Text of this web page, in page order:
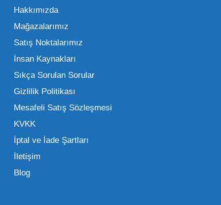
bayinin rekabet gücünü artırmayı hedefliyoruz.
oyuncak arayışınızda kaliteyi uygun maliyetle
buluşturmak bizim önceliğimizdir. Toptan
oyuncak alımı yaparken sadece fiyat değil,
aynı zamanda lojistik destek ve ürün sürekliliği
de işletmenizin karlılığını doğrudan etkiler. Bu
Toptan Oyuncak Çeşitleri Nelerdir?
Hakkımızda
Mağazalarımız
Satış Noktalarımız
İnsan Kaynakları
Sıkça Sorulan Sorular
Gizlilik Politikası
Mesafeli Satış Sözleşmesi
KVKK
İptal ve İade Şartları
İletişim
Blog